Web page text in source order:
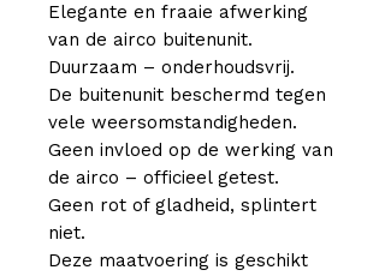
Elegante en fraaie afwerking
van de airco buitenunit.
Duurzaam – onderhoudsvrij.
De buitenunit beschermd tegen
vele weersomstandigheden.
Geen invloed op de werking van
de airco – officieel getest.
Geen rot of gladheid, splintert
niet.
Deze maatvoering is geschikt